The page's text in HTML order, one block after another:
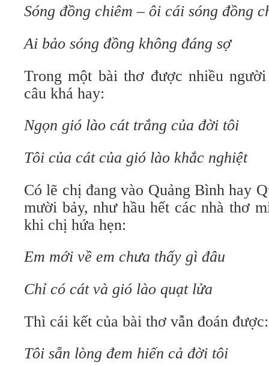
Sóng đồng chiêm – ôi cái sóng đồng
Ai bảo sóng đồng không đáng sợ
Trong một bài thơ được nhiều
câu khá hay:
Ngọn gió lào cát trắng của đời tôi
Tôi của cát của gió lào khắc nghiệt
Có lẽ chị đang vào Quảng Bình hay
mười bảy, như hầu hết các nhà thơ
khi chị hứa hẹn:
Em mới về em chưa thấy gì đâu
Chỉ có cát và gió lào quạt lửa
Thì cái kết của bài thơ vẫn đoán được:
Tôi sẵn lòng đem hiến cả đời tôi